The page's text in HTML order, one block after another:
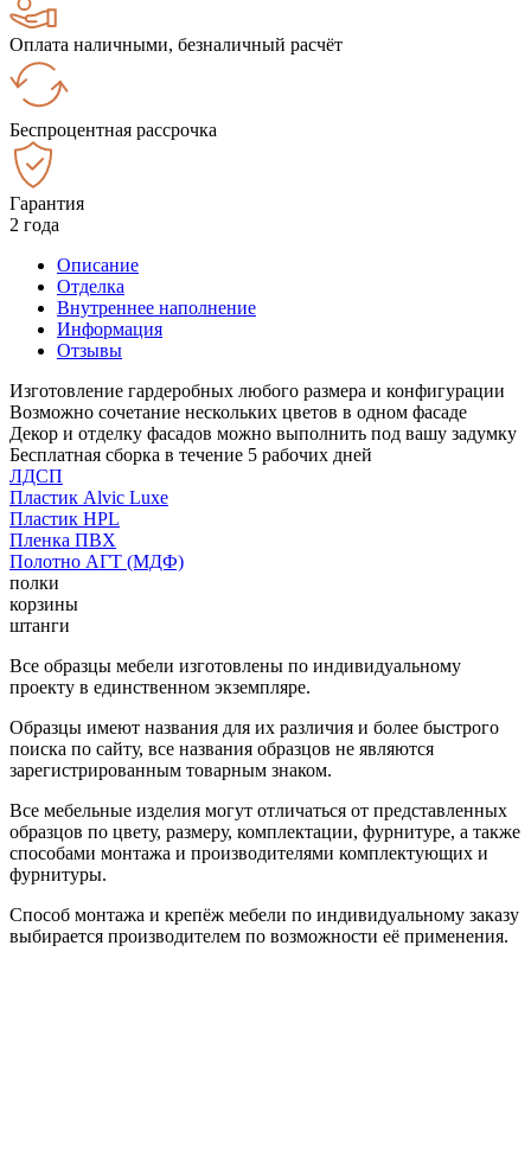
Оплата наличными, безналичный расчёт
Беспроцентная рассрочка
Гарантия
2 года
Описание
Отделка
Внутреннее наполнение
Информация
Отзывы
Изготовление гардеробных любого размера и конфигурации
Возможно сочетание нескольких цветов в одном фасаде
Декор и отделку фасадов можно выполнить под вашу задумку
Бесплатная сборка в течение 5 рабочих дней
ЛДСП
Пластик Alvic Luxe
Пластик HPL
Пленка ПВХ
Полотно АГТ (МДФ)
полки
корзины
штанги
Все образцы мебели изготовлены по индивидуальному
проекту в единственном экземпляре.
Образцы имеют названия для их различия и более быстрого
поиска по сайту, все названия образцов не являются
зарегистрированным товарным знаком.
Все мебельные изделия могут отличаться от представленных
образцов по цвету, размеру, комплектации, фурнитуре, а также
способами монтажа и производителями комплектующих и
фурнитуры.
Способ монтажа и крепёж мебели по индивидуальному заказу
выбирается производителем по возможности её применения.